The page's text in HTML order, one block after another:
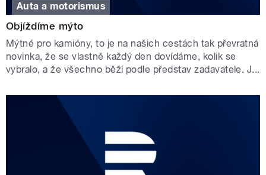
Auta a motorismus
Objíždíme mýto
Mýtné pro kamióny, to je na našich cestách tak převratná
novinka, že se vlastně každý den dovídáme, kolik se
vybralo, a že všechno běží podle představ zadavatele. J...